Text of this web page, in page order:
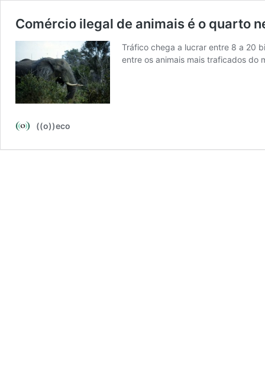
Comércio ilegal de animais é o quarto
Tráfico chega a lucrar entre 8 a 20
entre os animais mais traficados do
((o))eco